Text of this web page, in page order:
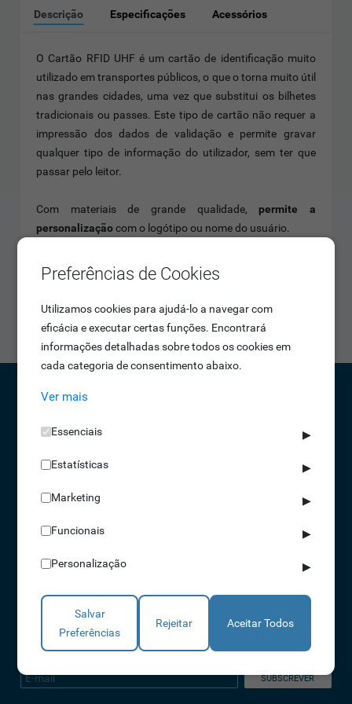
Descrição Especificações Acessórios
O Cartão RFID UHF é um cartão de identificação muito
utilizado em transportes públicos, o que o torna muito útil
nas grandes cidades, uma vez que substitui os bilhetes
tradicionais ou passes. Este tipo de cartão não requer a
impressão dos dados de validação e permite gravar
qualquer tipo de informação do utilizador, sem ter que
passar pelo leitor.
Com materiais de grande qualidade, permite a
personalizaçãocom o logótipo ou nome do usuário.
A utilização dos Cartão RFID UHF é um método
assiduidade e acessos ou na gestão de parques de
estacionamento e identificação dos colaboradores.
(chamada para a rede fixa nacional)
REDES SOCIAIS
empresa, de forma segura e confidencial. Mais informações referentes à
Política de Privacidade
Declaro que li e aceito os Termos e Condições
Preferências de Cookies
Utilizamos cookies para ajudá-lo a navegar com
eficácia e executar certas funções. Encontrará
informações detalhadas sobre todos os cookies em
cada categoria de consentimento abaixo.
Ver mais
Essenciais ▶
Estatísticas ▶
Marketing ▶
Funcionais ▶
Personalização ▶
Salvar
Preferências
Rejeitar Aceitar Todos